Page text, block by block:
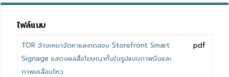
ไฟล์แนบ
TOR จ้างเหมาจัดหาและทดสอบ Storefront Smart
Signage แสดงผลสื่อโฆษณาทั้งในรูปแบบภาพนิ่งและ
ภาพเคลื่อนไหว
pdf